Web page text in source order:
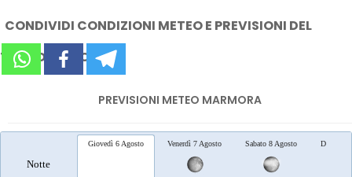
CONDIVIDI CONDIZIONI METEO E PREVISIONI DEL
TEMPO SUI SOCIAL
PREVISIONI METEO MARMORA
Notte
Giovedì 6 Agosto Venerdì 7 Agosto Sabato 8 Agosto